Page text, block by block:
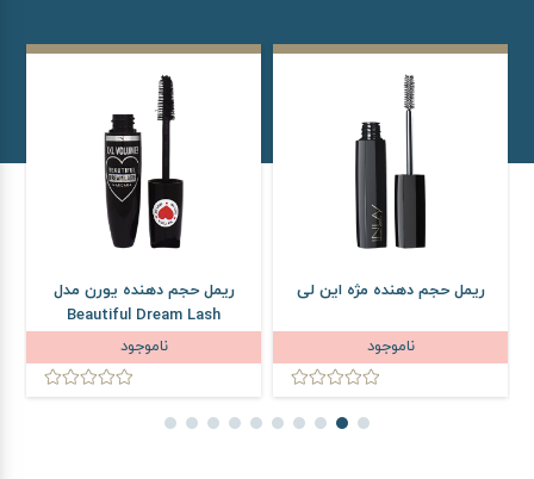
ریمل حجم دهنده مژه این لی
ناموجود
ریمل حجم دهنده یورن مدل
Beautiful Dream Lash
ناموجود